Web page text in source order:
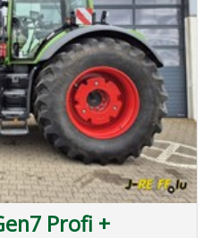
Profi +